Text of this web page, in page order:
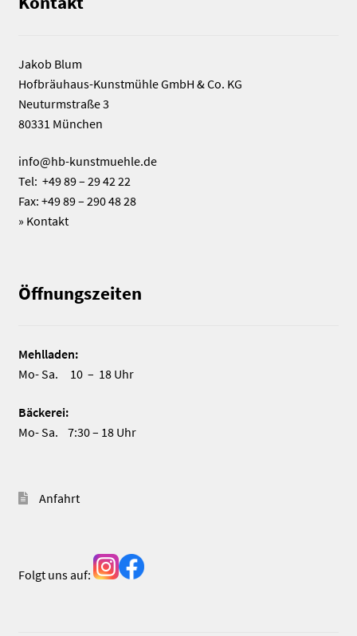
Jakob Blum
Hofbräuhaus-Kunstmühle GmbH & Co. KG
Neuturmstraße 3
80331 München
info@hb-kunstmuehle.de
Tel: +49 89 – 29 42 22
Fax: +49 89 – 290 48 28
» Kontakt
Öffnungszeiten
Mehlladen:
Mo- Sa. 10 – 18 Uhr
Bäckerei:
Mo- Sa. 7:30 – 18 Uhr
Anfahrt
Folgt uns auf: